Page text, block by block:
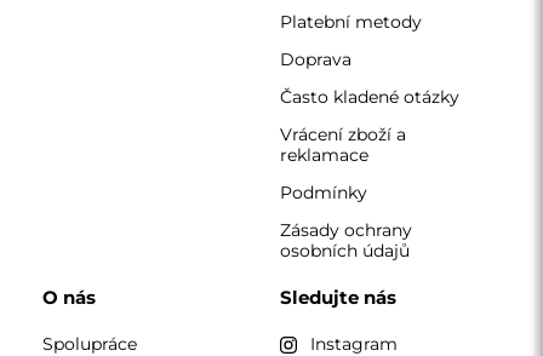
Platební metody
Doprava
Často kladené otázky
Vrácení zboží a
reklamace
Podmínky
Zásady ochrany
osobních údajů
O nás
Spolupráce
Sledujte nás
Instagram